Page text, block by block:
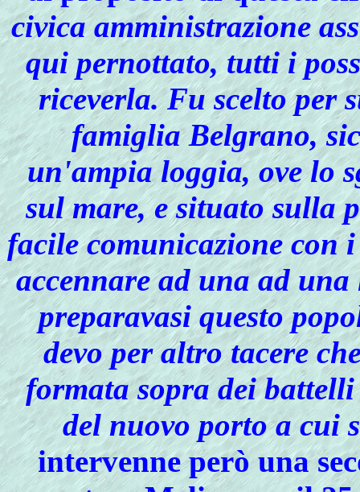
civica amministrazione
qui pernottato, tutti i
riceverla. Fu scelto per
famiglia Belgrano,
un'ampia loggia, ove lo
sul mare, e situato sulla
facile comunicazione con
accennare ad una ad
preparavasi questo
devo per altro tacere
formata sopra dei
del nuovo porto a cui
intervenne però una